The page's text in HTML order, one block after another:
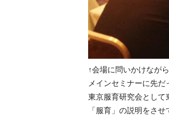
↑会場に問いかけなが
メインセミナーに先だ
東京服育研究会として
「服育」の説明をさせ